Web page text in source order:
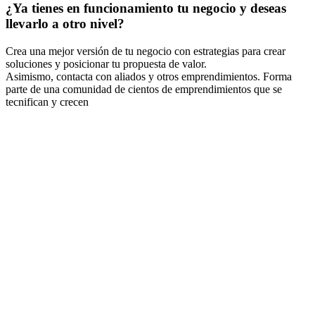
¿Ya tienes en funcionamiento tu negocio y deseas
llevarlo a otro nivel?
Crea una mejor versión de tu negocio con estrategias para crear
soluciones y posicionar tu propuesta de valor.
Asimismo, contacta con aliados y otros emprendimientos. Forma
parte de una comunidad de cientos de emprendimientos que se
tecnifican y crecen